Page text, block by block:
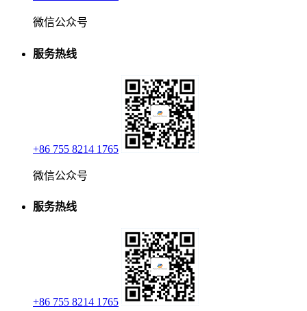
微信公众号
服务热线
+86 755 8214 1765
微信公众号
服务热线
+86 755 8214 1765